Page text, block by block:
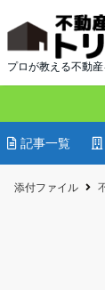
プロが教える不動
記事一覧
添付ファイル